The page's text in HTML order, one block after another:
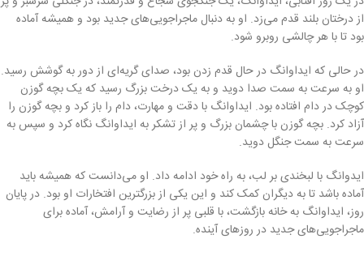
از درختان بلند قدم می‌زد. او به دنبال ماجراجویی‌های جدید بود و همیشه آماده
بود تا با هر چالشی روبرو شود.
در حالی که ایداوانگ در حال قدم زدن بود، صدای گریه‌ای از دور به گوشش رسید.
او به سرعت به سمت صدا دوید و به یک درخت بزرگ رسید که یک بچه گوزن
کوچک در دام افتاده بود. ایداوانگ با دقت و مهارت، دام را باز کرد و بچه گوزن را
آزاد کرد. بچه گوزن با چشمان بزرگ و پر از تشکر به ایداوانگ نگاه کرد و سپس به
سرعت به سمت جنگل دوید.
ایدوانگ با لبخندی بر لب، به راه خود ادامه داد. او می‌دانست که همیشه باید
آماده باشد تا به دیگران کمک کند و این یکی از بزرگترین افتخارات او بود. در پایان
روز، ایداوانگ به خانه بازگشت، با قلبی پر از رضایت و آرامش، آماده برای
ماجراجویی‌های جدید در روزهای آینده.